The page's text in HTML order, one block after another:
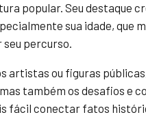
popular. Seu destaque
sua idade, que
percurso.
artistas ou figuras
também os desafios e
fácil conectar fatos